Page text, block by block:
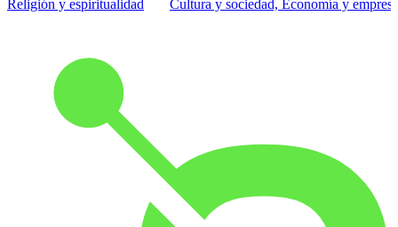
Religión y espiritualidad
Cultura y sociedad, Economía y